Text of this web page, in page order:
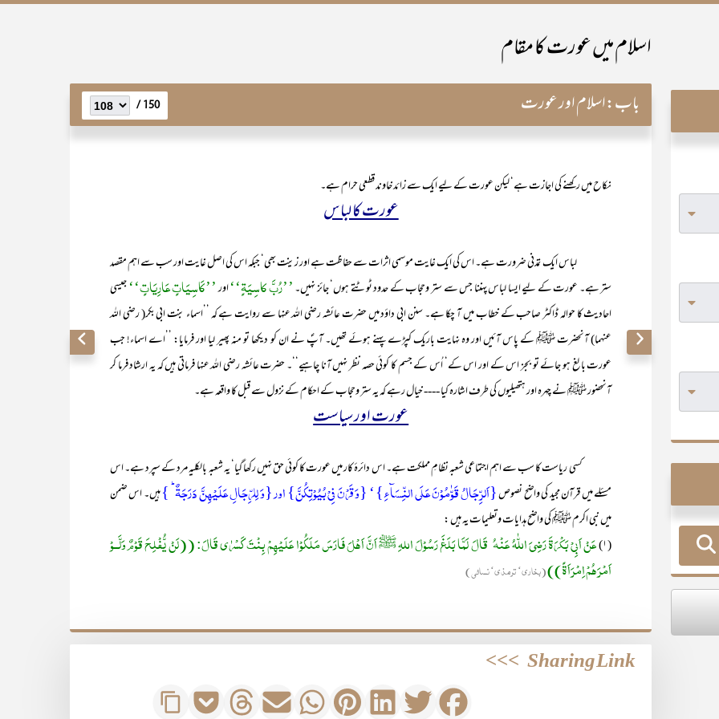
اسلام میں عورت کا مقام
باب:اسلام اور عورت 150 /
نکاح میں رکھنے کی اجازت ہے‘ لیکن عورت کے لیے ایک سے زائد خاوند قطعی حرام ہے۔
عورت کا لباس
لباس ایک تمدنی ضرورت ہے۔ اس کی ایک غایت موسمی اثرات سے حفاظت ہے اور زینت بھی‘ جبکہ اس کی اصل غایت اور سب سے اہم مقصد
ستر ہے۔ عورت کے لیے ایسا لباس پہننا جس سے ستر وحجاب کے حدود ٹوٹتے ہوں‘ جائز نہیں۔’’رُبَّ کاسِیَۃٍ‘‘اور’’کَاسِیَاتٍ عَارِیَاتٍ‘‘جیسی
احادیث کا حوالہ ڈاکٹر صاحب کے خطاب میں آ چکا ہے۔ سنن ابی داؤد میں حضرت عائشہ رضی اللہ عنہا سے روایت ہے کہ ’’اسماء بنت ابی بکر( رضی اللہ
عنہما) آنحضرت ﷺ کے پاس آئیں اور وہ نہایت باریک کپڑے پہنے ہوئے تھیں۔ آپؐ نے ان کو دیکھا تو منہ پھیر لیا اور فرمایا: ’’اے اسماء! جب
عورت بالغ ہو جائے تو بجز اس کے اور اس کے‘ اُس کے جسم کا کوئی حصہ نظر نہیں آنا چاہیے‘‘۔ حضرت عائشہ رضی اللہ عنہا فرماتی ہیں کہ یہ ارشاد فرما کر
آنحضور ﷺ نے چہرہ اور ہتھیلیوں کی طرف اشارہ کیا ---- خیال رہے کہ یہ ستر وحجاب کے احکام کے نزول سے قبل کا واقعہ ہے۔
عورت اور سیاست
کسی ریاست کا سب سے اہم اجتماعی شعبہ نظامِ مملکت ہے۔ اس دائرۂ کار میں عورت کا کوئی حق نہیں رکھا گیا‘ یہ شعبہ بالکلیہ مرد کے سپرد ہے۔ اس
مسئلے میں قرآن مجید کی واضح نصوص{اَلرِّجَالُ قَوّٰمُوۡنَ عَلَی النِّسَآءِ} ‘ {وَ قَرۡنَ فِیۡ بُیُوۡتِکُنَّ} اور{وَ لِلرِّجَالِ عَلَیۡہِنَّ دَرَجَۃٌ ؕ }ہیں۔ اس ضمن
میں نبی اکرم ﷺ کی واضح ہدایات وتعلیمات یہ ہیں :
(۱) عَنْ اَبِیْ بَکْرَۃَ رَضِيَ اللّٰهُ عَنْهُ قَالَ لَمَّا بَلَغَ رَسُوْلَ اللہِ ﷺ اَنَّ اَھْلَ فَارَسَ مَلَکُوْا عَلَیْھِمْ بِنْتَ کَسْرٰی قَالَ: ((لَنْ یُّفْلِحَ قَوْمٌ وَلَّــوْ
اَمْرَھُمْ اِمْرَاَۃً))(بخاری‘ ترمذی‘ نسائی)
Sharing Link
>>>